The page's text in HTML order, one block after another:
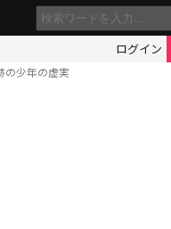
ログイン
の少年の虚実